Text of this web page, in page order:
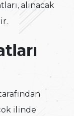
alınacak
ilinde